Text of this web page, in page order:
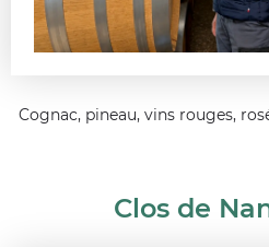
Cognac, pineau, vins rouges,
Clos de